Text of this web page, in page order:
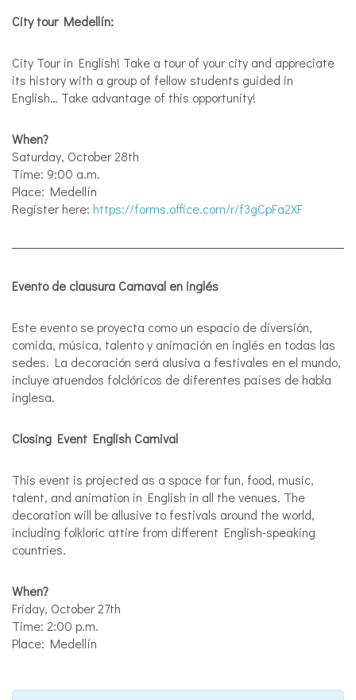
City tour Medellín:
City Tour in English! Take a tour of your city and appreciate
its history with a group of fellow students guided in
English… Take advantage of this opportunity!
When?
Saturday, October 28th
Time: 9:00 a.m.
Place: Medellín
Register here: https://forms.office.com/r/f3gCpFa2XF
Evento de clausura Carnaval en inglés
Este evento se proyecta como un espacio de diversión,
comida, música, talento y animación en inglés en todas las
sedes. La decoración será alusiva a festivales en el mundo,
incluye atuendos folclóricos de diferentes países de habla
inglesa.
Closing Event English Carnival
This event is projected as a space for fun, food, music,
talent, and animation in English in all the venues. The
decoration will be allusive to festivals around the world,
including folkloric attire from different English-speaking
countries.
When?
Friday, October 27th
Time: 2:00 p.m.
Place: Medellín